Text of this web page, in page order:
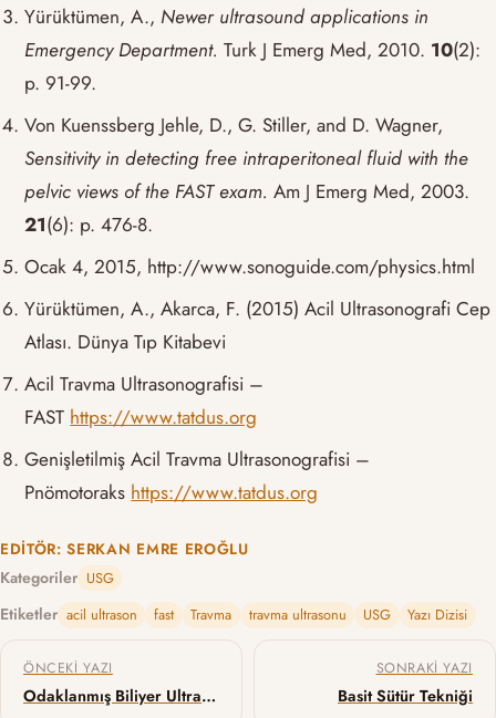
Yürüktümen, A., Newer ultrasound applications in
Emergency Department. Turk J Emerg Med, 2010. 10(2):
p. 91-99.
Von Kuenssberg Jehle, D., G. Stiller, and D. Wagner,
Sensitivity in detecting free intraperitoneal fluid with the
pelvic views of the FAST exam. Am J Emerg Med, 2003.
21(6): p. 476-8.
Ocak 4, 2015, http://www.sonoguide.com/physics.html
Yürüktümen, A., Akarca, F. (2015) Acil Ultrasonografi Cep
Atlası. Dünya Tıp Kitabevi
Acil Travma Ultrasonografisi –
FAST https://www.tatdus.org
Genişletilmiş Acil Travma Ultrasonografisi –
Pnömotoraks https://www.tatdus.org
EDITÖR: SERKAN EMRE EROĞLU
Kategoriler USG
Etiketler acil ultrason fast Travma travma ultrasonu USG Yazı Dizisi
Yazı gezinmesi
ÖNCEKI YAZI
Odaklanmış Biliyer Ultrasonografi
SONRAKI YAZI
Basit Sütür Tekniği